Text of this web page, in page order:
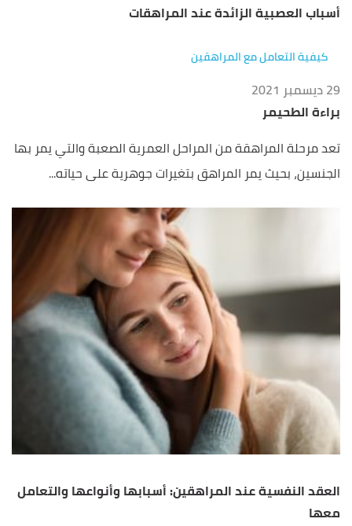
أسباب العصبية الزائدة عند المراهقات
كيفية التعامل مع المراهقين
29 ديسمبر 2021
براءة الطحيمر
تعد مرحلة المراهقة من المراحل العمرية الصعبة والتي يمر بها
الجنسين، بحيث يمر المراهق بتغيرات جوهرية على حياته...
العقد النفسية عند المراهقين: أسبابها وأنواعها والتعامل
معها